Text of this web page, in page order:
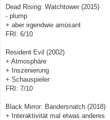
Dead Rising: Watchtower (2015)
- plump
+ aber irgendwie amüsant
FRI: 6/10
Resident Evil (2002)
+ Atmosphäre
+ Inszenierung
+ Schauspieler
FRI: 7/10
Black Mirror: Bandersnatch (2018)
+ Interaktivität mal etwas anderes